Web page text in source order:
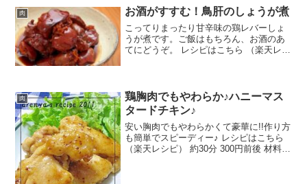
肉 お酒がすすむ！鳥肝のしょうが煮
こってりまったり甘辛味の鶏レバーしょ
うが煮です。ご飯はもちろん、お酒のあ
てにどうぞ。 レシピはこちら （楽天レシ
肉
鶏胸肉でもやわらか♪ハニーマス
タードチキン♪
安い胸肉でもやわらかくて豪華に!!作り方
も簡単でスピーディー♪ レシピはこちら
（楽天レシピ） 約30分 300円前後 材料鶏